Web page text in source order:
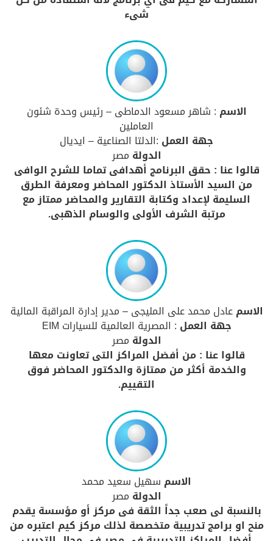
شىء
الاسم : شاهر مسعود الدماطى – رئيس وحدة شئون
العاملين
جهة العمل :الدلتا الصناعية – ايديال
الدولة مصر
قالوا عنا : حقق البرنامج أهدافى تماما للشرح الوافى
من السيد الأستاذ الدكتور المحاضر ومعرفة الطرق
السليمة لإعداد وكتابة التقارير والمحاضر ممتاز مع
مرتبة الشرف الأولى والوسام الذهبى.
الاسمعادل محمد على المليجى – مدير إدارة المراقبة المالية
جهة العمل : المصرية العالمية للسيارات EIM
الدولة مصر
قالوا عنا : من أفضل المراكز التى تعاونت معها
والخدمة أكثر من ممتازة والدكتور المحاضر فوق
التقييم.
الاسم سهيل سعيد محمد
الدولة مصر
بالنسبة لى صعب جداً الثقة فى مركز أو مؤسسة يقدم
منح او برامج تدريبية متخصصة لذلك مركز كيم اعتبره من